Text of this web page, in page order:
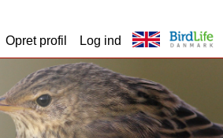
Opret profil Log ind